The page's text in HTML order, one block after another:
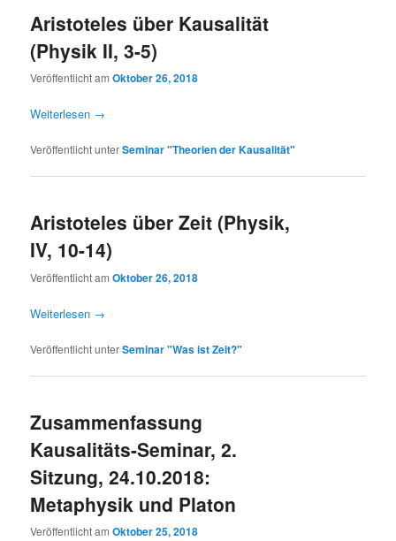
Aristoteles über Kausalität
(Physik II, 3-5)
Veröffentlicht amOktober 26, 2018
Weiterlesen →
Veröffentlicht unterSeminar "Theorien der Kausalität"
Aristoteles über Zeit (Physik,
IV, 10-14)
Veröffentlicht amOktober 26, 2018
Weiterlesen →
Veröffentlicht unterSeminar "Was ist Zeit?"
Zusammenfassung
Kausalitäts-Seminar, 2.
Sitzung, 24.10.2018:
Metaphysik und Platon
Veröffentlicht amOktober 25, 2018